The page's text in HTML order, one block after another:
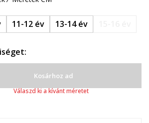
11-12 év 13-14 év
Kosárhoz ad
Válaszd ki a kívánt méretet